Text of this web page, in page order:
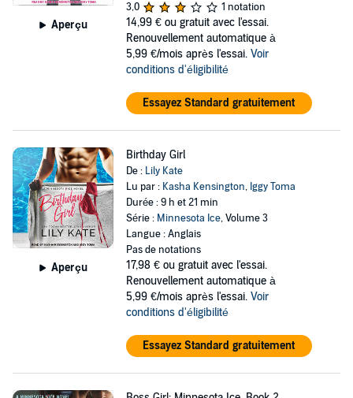
Aperçu
3,0
1 notation
14,99 € ou gratuit avec l'essai.
Renouvellement automatique à
5,99 €/mois après l'essai. Voir
conditions d'éligibilité
Essayez Standard gratuitement
Aperçu
Birthday Girl
De : Lily Kate
Lu par : Kasha Kensington, Iggy Toma
Durée : 9 h et 21 min
Série : Minnesota Ice, Volume 3
Langue : Anglais
Pas de notations
17,98 € ou gratuit avec l'essai.
Renouvellement automatique à
5,99 €/mois après l'essai. Voir
conditions d'éligibilité
Essayez Standard gratuitement